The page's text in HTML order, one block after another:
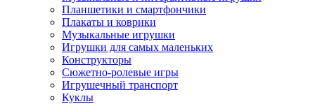
Планшетики и смартфончики
Плакаты и коврики
Музыкальные игрушки
Игрушки для самых маленьких
Конструкторы
Сюжетно-ролевые игры
Игрушечный транспорт
Куклы